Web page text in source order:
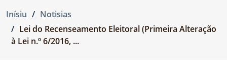
Inísiu
Notisias
Lei do Recenseamento Eleitoral (Primeira Alteração
à Lei n.º 6/2016, ...